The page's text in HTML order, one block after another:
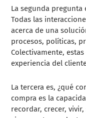
La segunda pregunta
Todas las
acerca de una
procesos, políticas,
Colectivamente,
experiencia del
La tercera es, ¿qué
compra es la
recordar, crecer,